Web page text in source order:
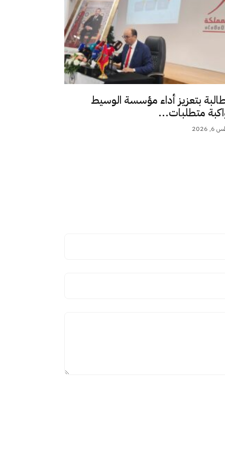
بتعزيز أداء مؤسسة الوسيط
متطلبات...